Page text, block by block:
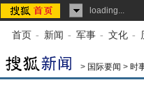
loading...
首页 - 新闻 - 军事 - 文化 -
> 国际要闻 > 时